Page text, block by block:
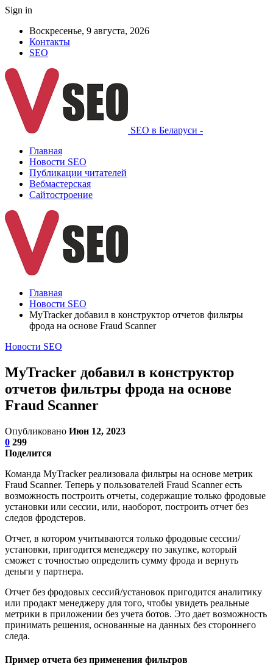
Sign in
Воскресенье, 9 августа, 2026
Контакты
SEO
SEO в Беларуси -
Главная
Новости SEO
Публикации читателей
Вебмастерская
Сайтостроение
Главная
Новости SEO
MyTracker добавил в конструктор отчетов фильтры
фрода на основе Fraud Scanner
Новости SEO
MyTracker добавил в конструктор
отчетов фильтры фрода на основе
Fraud Scanner
Опубликовано Июн 12, 2023
0 299
Поделится
Команда MyTracker реализовала фильтры на основе метрик
Fraud Scanner. Теперь у пользователей Fraud Scanner есть
возможность построить отчеты, содержащие только фродовые
установки или сессии, или, наоборот, построить отчет без
следов фродстеров.
Отчет, в котором учитываются только фродовые сессии/
установки, пригодится менеджеру по закупке, который
сможет с точностью определить сумму фрода и вернуть
деньги у партнера.
Отчет без фродовых сессий/установок пригодится аналитику
или продакт менеджеру для того, чтобы увидеть реальные
метрики в приложении без учета ботов. Это дает возможность
принимать решения, основанные на данных без стороннего
следа.
Пример отчета без применения фильтров